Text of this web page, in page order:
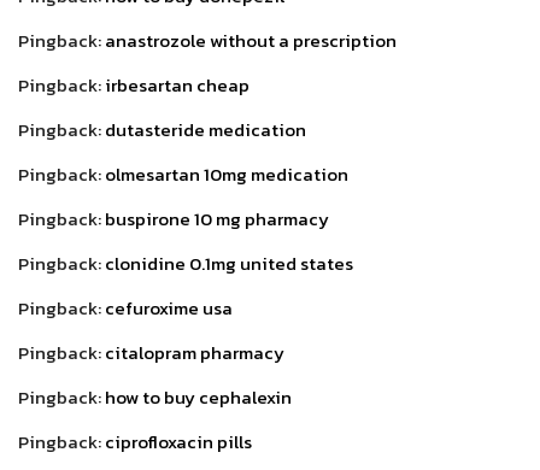
Pingback:anastrozole without a prescription
Pingback:irbesartan cheap
Pingback:dutasteride medication
Pingback:olmesartan 10mg medication
Pingback:buspirone 10 mg pharmacy
Pingback:clonidine 0.1mg united states
Pingback:cefuroxime usa
Pingback:citalopram pharmacy
Pingback:how to buy cephalexin
Pingback:ciprofloxacin pills